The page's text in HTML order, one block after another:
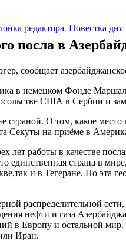
редактора, Повестка дня
посла в
сообщает
в немецком Фонде
США в Сербии и
О том, какое
на приёме в
лет работы в качестве
страна в
и в Тегеране. Но эта
распределительной
нефти и газа
в Европу и остальной
Иран.